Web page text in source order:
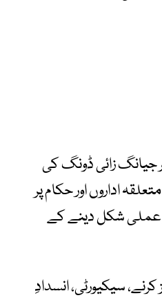
جیانگ زائی ڈونگ کی
اداروں اور حکام پر
عملی شکل دینے کے
سیکیورٹی، انسدادِ